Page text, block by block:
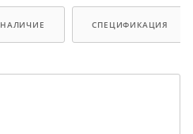
НАЛИЧИЕ СПЕЦИФИКАЦИЯ